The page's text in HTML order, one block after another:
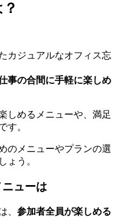
カジュアルなオフィス忘
事の合間に手軽に楽しめ
しめるメニューや、満足
す。
のメニューやプランの選
ょう。
ューは
、 参加者全員が楽しめる